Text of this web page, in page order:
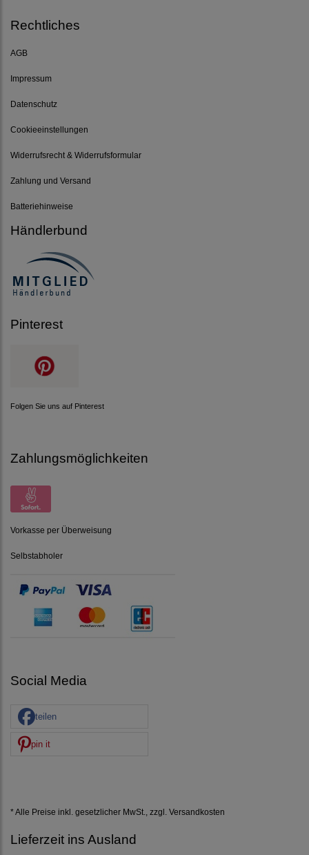
Rechtliches
AGB
Impressum
Datenschutz
Cookieeinstellungen
Widerrufsrecht & Widerrufsformular
Zahlung und Versand
Batteriehinweise
Händlerbund
Pinterest
Folgen Sie uns auf Pinterest
Zahlungsmöglichkeiten
Vorkasse per Überweisung
Selbstabholer
Social Media
teilen
pin it
* Alle Preise inkl. gesetzlicher MwSt., zzgl. Versandkosten
Lieferzeit ins Ausland